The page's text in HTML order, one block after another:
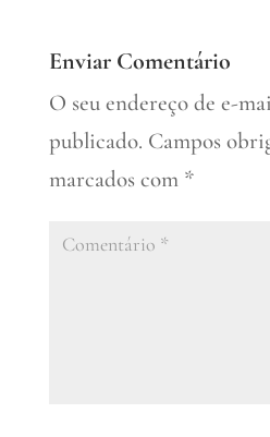
Enviar Comentário
O seu endereço de e-
publicado. Campos
marcados com *